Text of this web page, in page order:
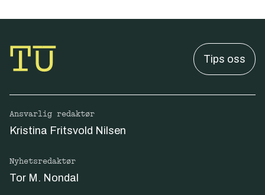
Tips oss
Ansvarlig redaktør
Kristina Fritsvold Nilsen
Nyhetsredaktør
Tor M. Nondal